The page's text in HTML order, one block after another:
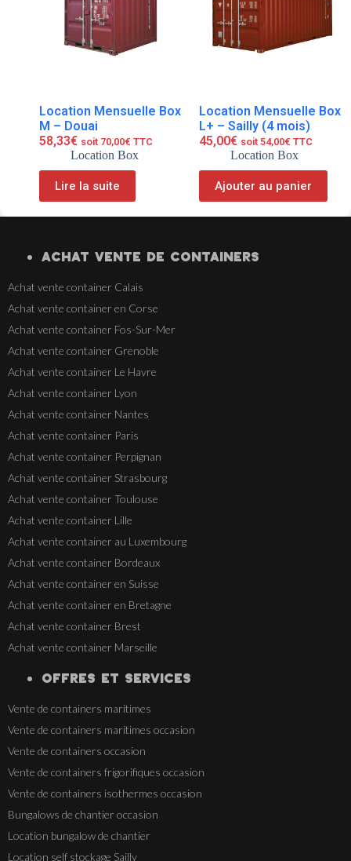
Location Mensuelle Box
M – Douai
58,33€ soit 70,00€ TTC
Location Box
Lire la suite
Location Mensuelle Box
L+ – Sailly (4 mois)
45,00€ soit 54,00€ TTC
Location Box
Ajouter au panier
ACHAT VENTE DE CONTAINERS
Achat vente container Calais
Achat vente container en Corse
Achat vente container Fos-Sur-Mer
Achat vente container Grenoble
Achat vente container Le Havre
Achat vente container Lyon
Achat vente container Nantes
Achat vente container Paris
Achat vente container Perpignan
Achat vente container Strasbourg
Achat vente container Toulouse
Achat vente container Lille
Achat vente container au Luxembourg
Achat vente container Bordeaux
Achat vente container en Suisse
Achat vente container en Bretagne
Achat vente container Brest
Achat vente container Marseille
OFFRES ET SERVICES
Vente de containers maritimes
Vente de containers maritimes occasion
Vente de containers occasion
Vente de containers frigorifiques occasion
Vente de containers isothermes occasion
Bungalows de chantier occasion
Location bungalow de chantier
Location self stockage Sailly